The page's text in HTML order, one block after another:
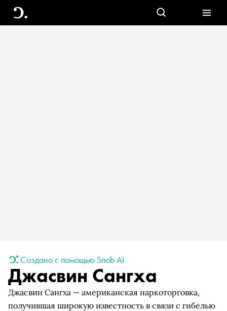
Создано с помощью Snob AI
Джасвин Сангха
Джасвин Сангха — американская наркоторговка,
получившая широкую известность в связи с гибелью